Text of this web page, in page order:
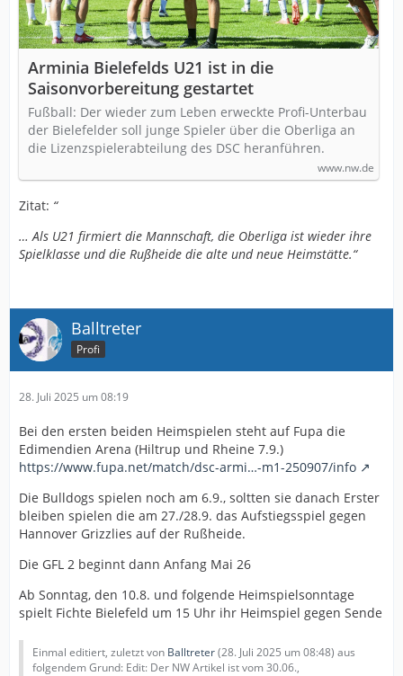
Arminia Bielefelds U21 ist in die
Saisonvorbereitung gestartet
Fußball: Der wieder zum Leben erweckte Profi-Unterbau
der Bielefelder soll junge Spieler über die Oberliga an
die Lizenzspielerabteilung des DSC heranführen.
www.nw.de
Zitat: “
… Als U21 firmiert die Mannschaft, die Oberliga ist wieder ihre
Spielklasse und die Rußheide die alte und neue Heimstätte.“
Balltreter
Profi
28. Juli 2025 um 08:19
Bei den ersten beiden Heimspielen steht auf Fupa die
Edimendien Arena (Hiltrup und Rheine 7.9.)
https://www.fupa.net/match/dsc-armi…-m1-250907/info
Die Bulldogs spielen noch am 6.9., soltten sie danach Erster
bleiben spielen die am 27./28.9. das Aufstiegsspiel gegen
Hannover Grizzlies auf der Rußheide.
Die GFL 2 beginnt dann Anfang Mai 26
Ab Sonntag, den 10.8. und folgende Heimspielsonntage
spielt Fichte Bielefeld um 15 Uhr ihr Heimspiel gegen Sende
Einmal editiert, zuletzt von Balltreter(28. Juli 2025 um 08:48) aus
folgendem Grund: Edit: Der NW Artikel ist vom 30.06.,